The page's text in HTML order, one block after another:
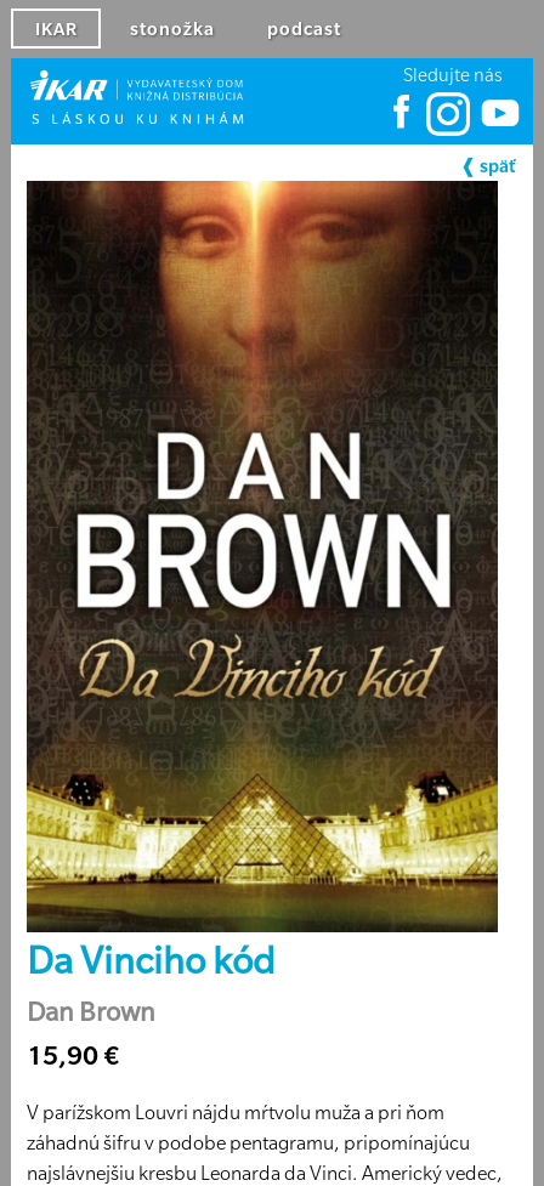
IKAR stonožka podcast
Sledujte nás
Da Vinciho kód
Dan Brown
15,90 €
V parížskom Louvri nájdu mŕtvolu muža a pri ňom
záhadnú šifru v podobe pentagramu, pripomínajúcu
najslávnejšiu kresbu Leonarda da Vinci. Americký vedec,
❰ späť